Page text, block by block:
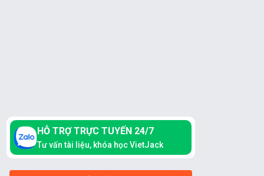
HỖ TRỢ TRỰC TUYẾN 24/7
Tư vấn tài liệu, khóa học VietJack